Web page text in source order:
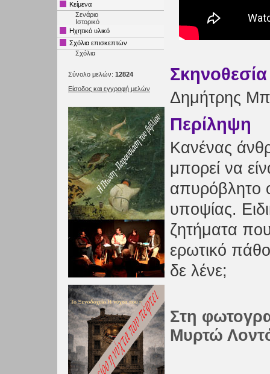
Κείμενα
Σενάριο
Ιστορικό
Ηχητικό υλικό
Σχόλια επισκεπτών
Σχόλια
Σύνολο μελών: 12824
Είσοδος και εγγραφή μελών
Σκηνοθεσία
Δημήτρης
Περίληψη
Κανένας
μπορεί να
απυρόβλητο
υποψίας.
ζητήματα
ερωτικό
δε λένε;
Στη
Μυρτώ